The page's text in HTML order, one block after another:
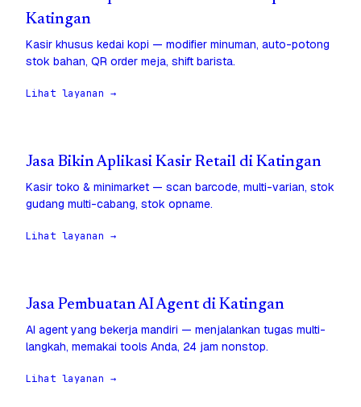
Katingan
Kasir khusus kedai kopi — modifier minuman, auto-potong
stok bahan, QR order meja, shift barista.
Lihat layanan →
Jasa Bikin Aplikasi Kasir Retail di Katingan
Kasir toko & minimarket — scan barcode, multi-varian, stok
gudang multi-cabang, stok opname.
Lihat layanan →
Jasa Pembuatan AI Agent di Katingan
AI agent yang bekerja mandiri — menjalankan tugas multi-
langkah, memakai tools Anda, 24 jam nonstop.
Lihat layanan →